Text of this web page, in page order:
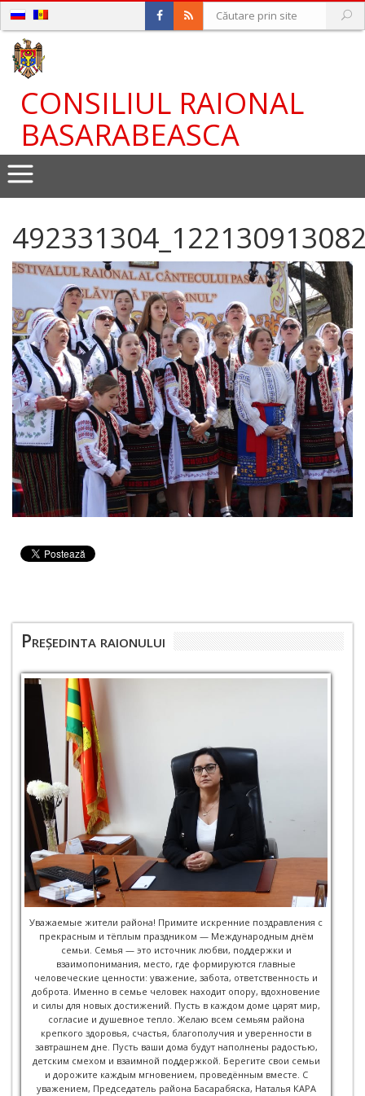
CONSILIUL RAIONAL
BASARABEASCA
Președinta raionului
Уважаемые жители района! Примите искренние поздравления с
прекрасным и тёплым праздником — Международным днём
семьи. Семья — это источник любви, поддержки и
взаимопонимания, место, где формируются главные
человеческие ценности: уважение, забота, ответственность и
доброта. Именно в семье человек находит опору, вдохновение
и силы для новых достижений. Пусть в каждом доме царят мир,
согласие и душевное тепло. Желаю всем семьям района
крепкого здоровья, счастья, благополучия и уверенности в
завтрашнем дне. Пусть ваши дома будут наполнены радостью,
детским смехом и взаимной поддержкой. Берегите свои семьи
и дорожите каждым мгновением, проведённым вместе. С
уважением, Председатель района Басарабяска, Наталья КАРА